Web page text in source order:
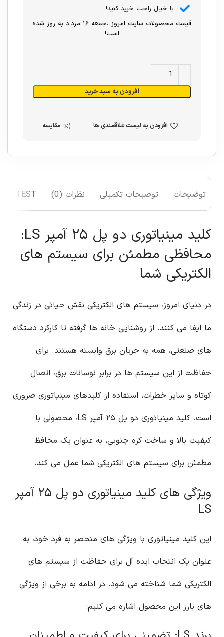
با خیال راحت خرید کنید!
قیمت محصولات سایت امروز ،جمعه ۱۶ مرداد به روز شده
است!
افزودن به سبد خرید
افزودن به لیست علاقمندی ها مقایسه
توضیحات توضیحات تکمیلی نظرات (0) TEST
کلید مینیاتوری دو پل ۲۵ آمپر LS:
محافظی مطمئن برای سیستم های
الکتریکی شما
در دنیای امروز، سیستم های الکتریکی نقش حیاتی در زندگی
ما ایفا می کنند. از روشنایی خانه ها گرفته تا کارکرد دستگاه
های صنعتی، همه به جریان برق وابسته هستند. برای
حفاظت از این سیستم ها در برابر نوسانات برق، اتصال
کوتاه و سایر خطرات، استفاده از کلیدهای مینیاتوری ضروری
است. کلید مینیاتوری دو پل ۲۵ آمپر LS، محصولی با
کیفیت بالا و ساخت کره جنوبی، به عنوان یک محافظ
مطمئن برای سیستم های الکتریکی شما عمل می کند.
ویژگی های کلید مینیاتوری دو پل ۲۵ آمپر
LS
این کلید مینیاتوری با ویژگی های منحصر به فرد خود، به
عنوان یک انتخاب ایده آل برای حفاظت از سیستم های
الکتریکی شما شناخته می شود. در ادامه به برخی از ویژگی
های بارز این محصول اشاره می کنیم: